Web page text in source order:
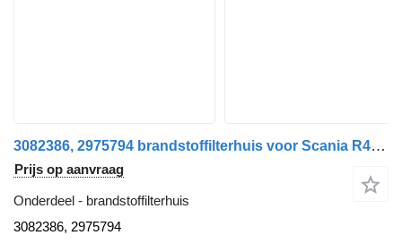
3082386, 2975794 brandstoffilterhuis voor Scania R460 trekker
Prijs op aanvraag
Onderdeel - brandstoffilterhuis
3082386, 2975794